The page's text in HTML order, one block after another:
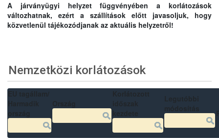
A járványügyi helyzet függvényében a korlátozások
változhatnak, ezért a szállítások előtt javasoljuk, hogy
közvetlenül tájékozódjanak az aktuális helyzetről!
Nemzetközi korlátozások